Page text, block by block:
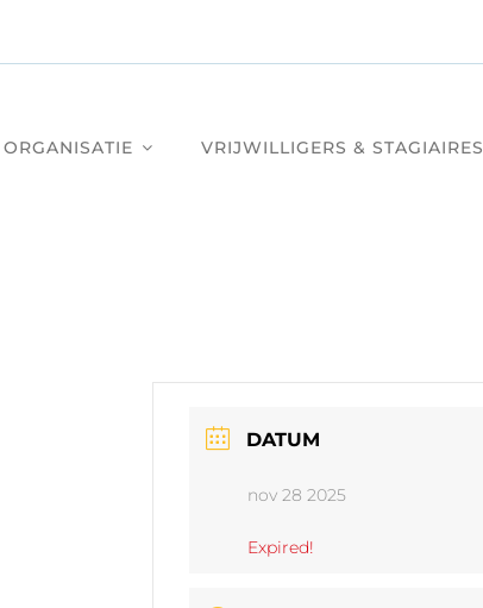
ORGANISATIE VRIJWILLIGERS & STAGIAIRES
DATUM
nov 28 2025
Expired!